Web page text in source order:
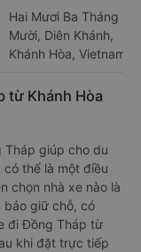
Hai Mươi Ba Tháng
Mười, Diên Khánh,
Khánh Hòa, Vietnam
từ Khánh Hòa
Tháp giúp cho du
thể là một điều
chọn nhà xe nào là
bảo giữ chỗ, có
đi Đồng Tháp từ
khi đặt trực tiếp